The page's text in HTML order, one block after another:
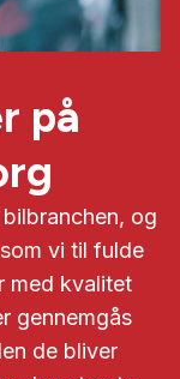
på
og
vi til fulde
med kvalitet
gennemgås
de bliver